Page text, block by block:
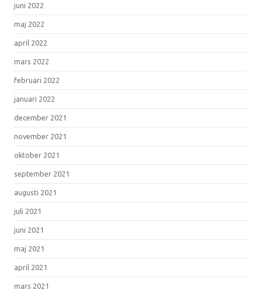
juni 2022
maj 2022
april 2022
mars 2022
februari 2022
januari 2022
december 2021
november 2021
oktober 2021
september 2021
augusti 2021
juli 2021
juni 2021
maj 2021
april 2021
mars 2021